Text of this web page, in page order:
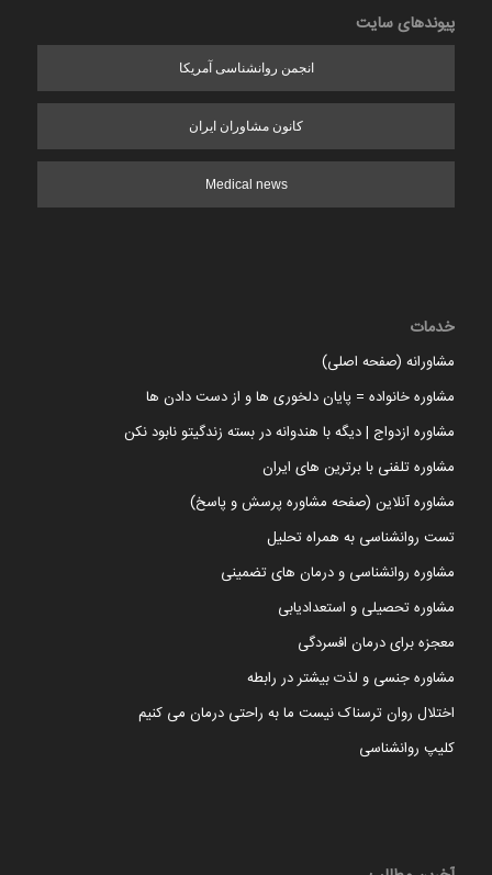
پیوندهای سایت
انجمن روانشناسی آمریکا
کانون مشاوران ایران
Medical news
خدمات
مشاورانه (صفحه اصلی)
مشاوره خانواده = پایان دلخوری ها و از دست دادن ها
مشاوره ازدواج | دیگه با هندوانه در بسته زندگیتو نابود نکن
مشاوره تلفنی با برترین های ایران
مشاوره آنلاین (صفحه مشاوره پرسش و پاسخ)
تست روانشناسی به همراه تحلیل
مشاوره روانشناسی و درمان های تضمینی
مشاوره تحصیلی و استعدادیابی
معجزه برای درمان افسردگی
مشاوره جنسی و لذت بیشتر در رابطه
اختلال روان ترسناک نیست ما به راحتی درمان می کنیم
کلیپ روانشناسی